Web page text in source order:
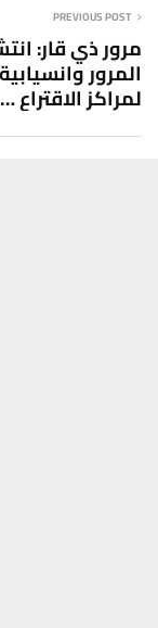
PREVIOUS POST
مرور ذي قار:
المرور
لمراكز الاقتراع …